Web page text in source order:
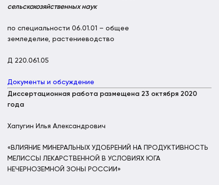
сельскохозяйственных наук
по специальности 06.01.01 – общее
земледелие, растениеводство
Д 220.061.05
Документы и обсуждение
Диссертационная работа размещена 23 октября 2020
года
Хапугин Илья Александрович
«ВЛИЯНИЕ МИНЕРАЛЬНЫХ УДОБРЕНИЙ НА ПРОДУКТИВНОСТЬ
МЕЛИССЫ ЛЕКАРСТВЕННОЙ В УСЛОВИЯХ ЮГА
НЕЧЕРНОЗЕМНОЙ ЗОНЫ РОССИИ»